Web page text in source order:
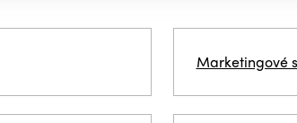
Marketingové